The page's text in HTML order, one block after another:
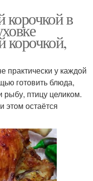
корочкой в
корочкой,
практически у каждой
готовить блюда,
рыбу, птицу целиком.
этом остаётся